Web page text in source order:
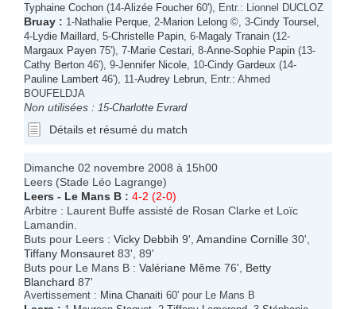
Typhaine Cochon (14-Alizée Foucher 60'), Entr.: Lionnel DUCLOZ
Bruay : 1-Nathalie Perque , 2-Marion Lelong ©, 3-Cindy Toursel
4- Lydie Maillard , 5-Christelle Papin , 6-Magaly Tranain (12-
Margaux Payen 75'), 7-Marie Cestari , 8-Anne-Sophie Papin (13-
Cathy Berton 46'), 9-Jennifer Nicole , 10-Cindy Gardeux (14-
Pauline Lambert 46'), 11-Audrey Lebrun , Entr.: Ahmed
BOUFELDJA
Non utilisées : 15-Charlotte Evrard
Détails et résumé du match
Dimanche 02 novembre 2008 à 15h00
Leers (Stade Léo Lagrange)
Leers - Le Mans B : 4-2 (2-0)
Arbitre : Laurent Buffe assisté de Rosan Clarke et Loïc
Lamandin.
Buts pour Leers : Vicky Debbih 9', Amandine Cornille 30',
Tiffany Monsauret 83', 89'
Buts pour Le Mans B : Valériane Même 76', Betty
Blanchard 87'
Avertissement : Mina Chanaiti 60' pour Le Mans B